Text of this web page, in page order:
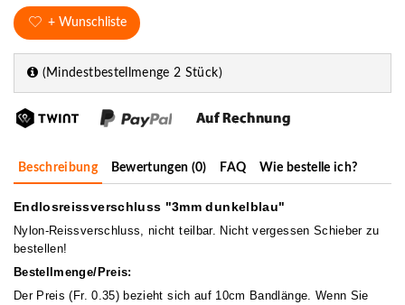
+ Wunschliste
(Mindestbestellmenge 2 Stück)
Beschreibung Bewertungen (0) FAQ Wie bestelle ich?
Endlosreissverschluss "3mm dunkelblau"
Nylon-Reissverschluss, nicht teilbar. Nicht vergessen Schieber zu
bestellen!
Bestellmenge/Preis:
Der Preis (Fr. 0.35) bezieht sich auf 10cm Bandlänge. Wenn Sie